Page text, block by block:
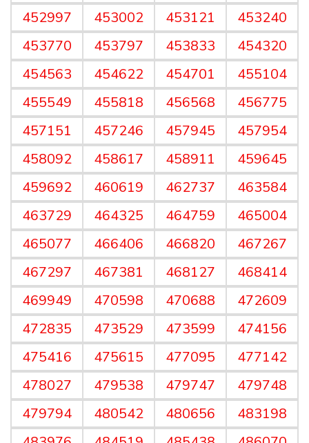
452997
453002 453121
453240
453770
453797 453833
454320
454563
454622 454701
455104
455549
455818 456568
456775
457151
457246 457945
457954
458092
458617 458911
459645
459692
460619 462737
463584
463729
464325 464759
465004
465077
466406 466820
467267
467297
467381 468127
468414
469949
470598 470688
472609
472835
473529 473599
474156
475416
475615 477095
477142
478027
479538 479747
479748
479794
480542 480656
483198